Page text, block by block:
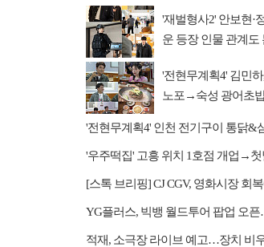
'재벌형사2' 안보현·
운 등장 인물 관계도
'전현무계획4' 김민
노포→숙성 광어초